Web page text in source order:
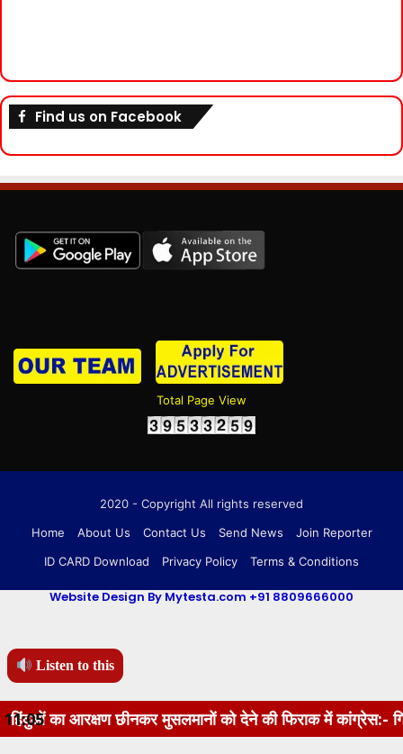
Listen to this
Find us on Facebook
Total Page View
2020 - Copyright All rights reserved
Home
About Us Contact Us Send News
Join Reporter
ID CARD Download
Privacy Policy Terms & Conditions
Website Design By Mytesta.com +91 8809666000
छीनकर मुसलमानों को देने की फिराक में कांग्रेस:- गिरिराज सिंह
11:05